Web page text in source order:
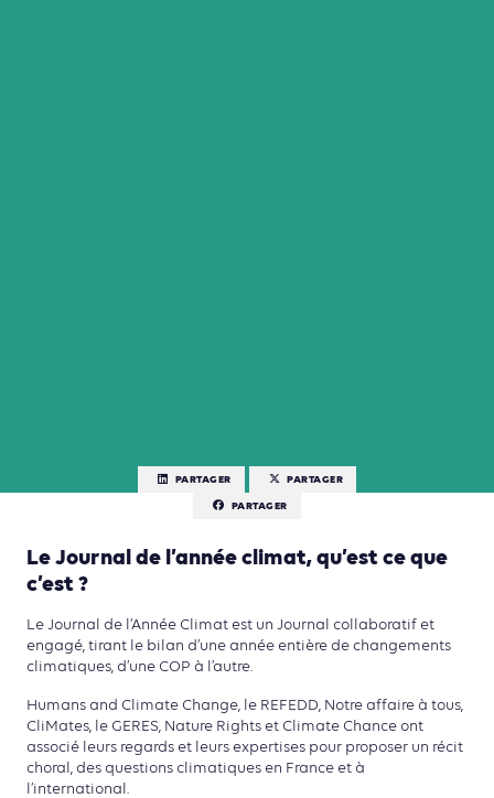
PARTAGER
PARTAGER
PARTAGER
Le Journal de l’année climat, qu’est ce que
c’est ?
Le Journal de l’Année Climat est un Journal collaboratif et
engagé, tirant le bilan d’une année entière de changements
climatiques, d’une COP à l’autre.
Humans and Climate Change, le REFEDD, Notre affaire à tous,
CliMates, le GERES, Nature Rights et Climate Chance ont
associé leurs regards et leurs expertises pour proposer un récit
choral, des questions climatiques en France et à
l’international.